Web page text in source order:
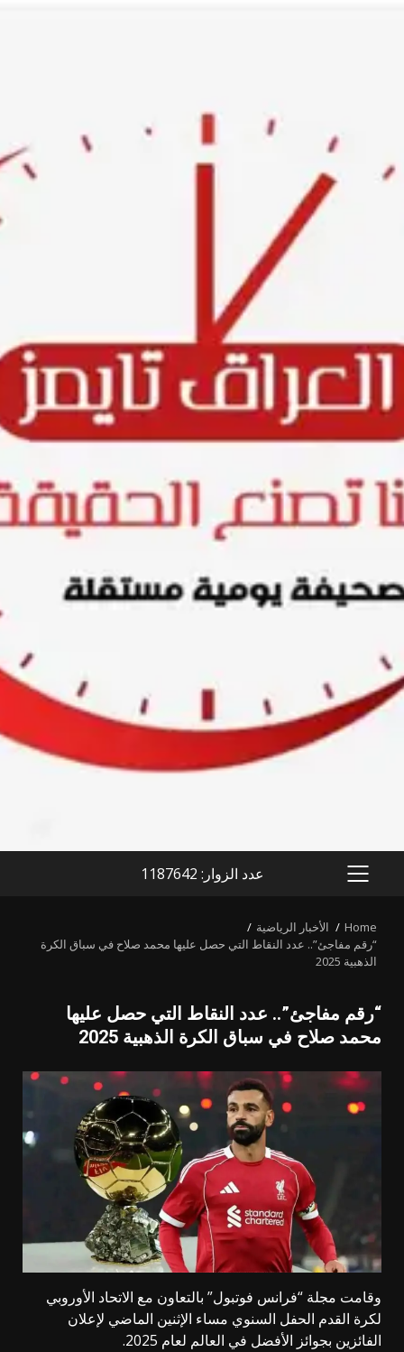
PRIMARY
عدد الزوار: 1187642
Home
الأخبار الرياضية
“رقم مفاجئ”.. عدد النقاط التي حصل عليها محمد صلاح في سباق الكرة
الذهبية 2025
“رقم مفاجئ”.. عدد النقاط التي حصل عليها
محمد صلاح في سباق الكرة الذهبية 2025
وقامت مجلة “فرانس فوتبول” بالتعاون مع الاتحاد الأوروبي
لكرة القدم الحفل السنوي مساء الإثنين الماضي لإعلان
الفائزين بجوائز الأفضل في العالم لعام 2025.